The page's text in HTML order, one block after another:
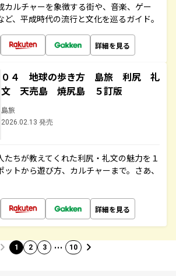
カルチャーを象徴する街や、音楽、ゲー
、平成時代の流行と文化を巡るガイド。
詳細を見る
０４ 地球の歩き方 島旅 利尻 礼
文 天売島 焼尻島 ５訂版
島旅
2026.02.13 発売
ちが教えてくれた利尻・礼文の魅力を１
トから遊び方、カルチャーまで。さあ、
詳細を見る
1 2 3 … 10